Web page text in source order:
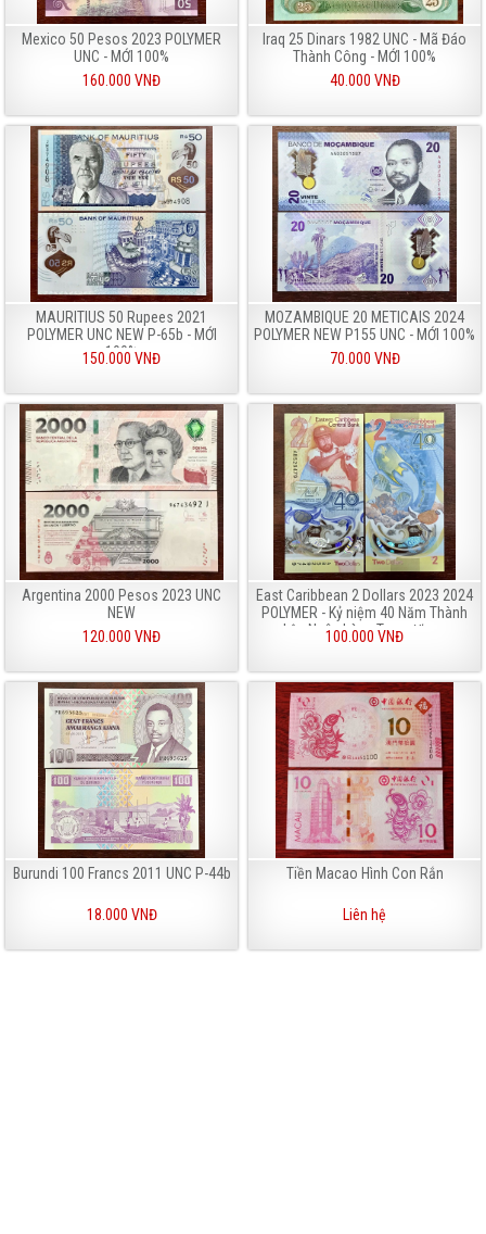
Mexico 50 Pesos 2023 POLYMER
UNC - MỚI 100%
160.000 VNĐ
Iraq 25 Dinars 1982 UNC - Mã Đáo
Thành Công - MỚI 100%
40.000 VNĐ
MAURITIUS 50 Rupees 2021
POLYMER UNC NEW P-65b - MỚI
100%
150.000 VNĐ
MOZAMBIQUE 20 METICAIS 2024
POLYMER NEW P155 UNC - MỚI 100%
70.000 VNĐ
Argentina 2000 Pesos 2023 UNC
NEW
120.000 VNĐ
East Caribbean 2 Dollars 2023 2024
POLYMER - Kỷ niệm 40 Năm Thành
Lập Ngân hàng Trung Ương
100.000 VNĐ
Burundi 100 Francs 2011 UNC P-44b
18.000 VNĐ
Tiền Macao Hình Con Rắn
Liên hệ